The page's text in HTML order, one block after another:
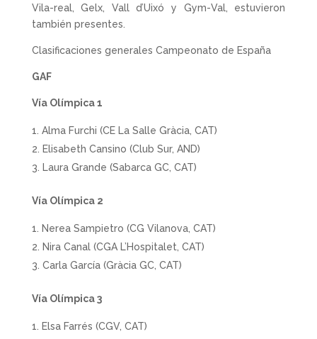
Vila-real, Gelx, Vall d’Uixó y Gym-Val, estuvieron
también presentes.
Clasificaciones generales Campeonato de España
GAF
Vía Olímpica 1
Alma Furchi (CE La Salle Gràcia, CAT)
Elisabeth Cansino (Club Sur, AND)
Laura Grande (Sabarca GC, CAT)
Vía Olímpica 2
Nerea Sampietro (CG Vilanova, CAT)
Nira Canal (CGA L’Hospitalet, CAT)
Carla García (Gràcia GC, CAT)
Vía Olímpica 3
Elsa Farrés (CGV, CAT)